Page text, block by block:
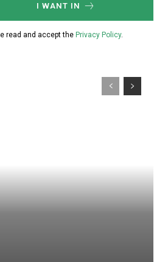
I WANT IN
read and accept the Privacy Policy.